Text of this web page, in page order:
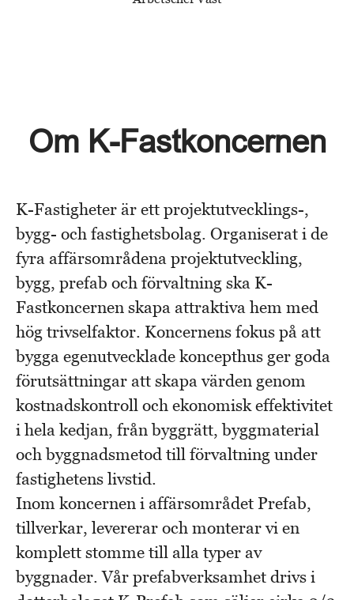
Om K-Fastkoncernen
K-Fastigheter är ett projektutvecklings-,
bygg- och fastighetsbolag. Organiserat i de
fyra affärsområdena projektutveckling,
bygg, prefab och förvaltning ska K-
Fastkoncernen skapa attraktiva hem med
hög trivselfaktor. Koncernens fokus på att
bygga egenutvecklade koncepthus ger goda
förutsättningar att skapa värden genom
kostnadskontroll och ekonomisk effektivitet
i hela kedjan, från byggrätt, byggmaterial
och byggnadsmetod till förvaltning under
fastighetens livstid.
Inom koncernen i affärsområdet Prefab,
tillverkar, levererar och monterar vi en
komplett stomme till alla typer av
byggnader. Vår prefabverksamhet drivs i